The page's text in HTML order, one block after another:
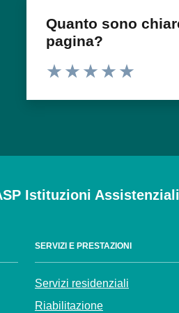
Quanto sono
pagina?
Istituzioni
SERVIZI E PRESTAZIONI
Servizi residenziali
Riabilitazione